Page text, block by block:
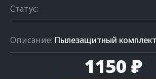
Статус:
Описание: Пылезащитный
1150 ₽